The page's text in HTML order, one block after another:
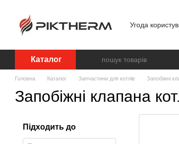
Угода
Каталог
Головна Каталог Запчастини для котлів Запобіжні
Запобіжні клапана
Підходить до